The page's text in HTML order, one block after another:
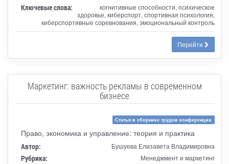
Ключевые слова:
когнитивные способности, психическое
здоровье, киберспорт, спортивная психология,
киберспортивные соревнования, эмоциональный контроль
Перейти
Маркетинг: важность рекламы в современном
бизнесе
Статья в сборнике трудов конференции
Право, экономика и управление: теория и практика
Автор: Бушуева Елизавета Владимировна
Рубрика: Менеджмент и маркетинг